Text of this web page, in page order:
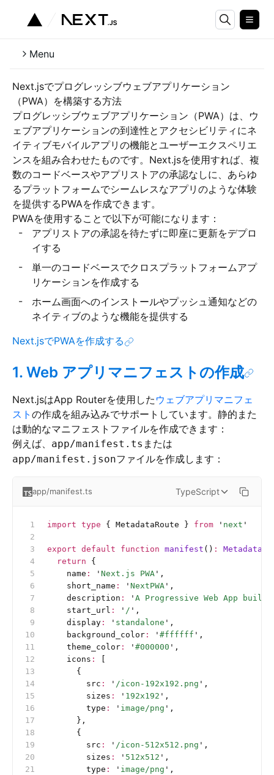
Menu
Next.jsでプログレッシブウェブアプリケーション
（PWA）を構築する方法
プログレッシブウェブアプリケーション（PWA）は、ウ
ェブアプリケーションの到達性とアクセシビリティにネ
イティブモバイルアプリの機能とユーザーエクスペリエ
ンスを組み合わせたものです。Next.jsを使用すれば、複
数のコードベースやアプリストアの承認なしに、あらゆ
るプラットフォームでシームレスなアプリのような体験
を提供するPWAを作成できます。
PWAを使用することで以下が可能になります：
アプリストアの承認を待たずに即座に更新をデプロ
イする
単一のコードベースでクロスプラットフォームアプ
リケーションを作成する
ホーム画面へのインストールやプッシュ通知などの
ネイティブのような機能を提供する
Next.jsでPWAを作成する
1. Web アプリマニフェストの作成
Next.jsはApp Routerを使用した ウェブアプリマニフェ
スト の作成を組み込みでサポートしています。静的また
は動的なマニフェストファイルを作成できます：
例えば、 app/manifest.ts または
app/manifest.jsonファイルを作成します：
app/manifest.ts TypeScript
import type { MetadataRoute } from ' next '
export default function manifest () :
  return
{
    name
: ' Next.js PWA ' ,
    short_name
: ' NextPWA ' ,
    description
: ' A Progressive Web App
    start_url
: ' / ' ,
    display
: ' standalone ' ,
    background_color
: ' #ffffff ' ,
    theme_color
: ' #000000 ' ,
    icons
:
      {
        src
: ' /icon-192x192.png ' ,
        sizes
: ' 192x192 ' ,
        type
: ' image/png ' ,
      },
      {
        src
: ' /icon-512x512.png ' ,
        sizes
: ' 512x512 ' ,
        type
: ' image/png ' ,